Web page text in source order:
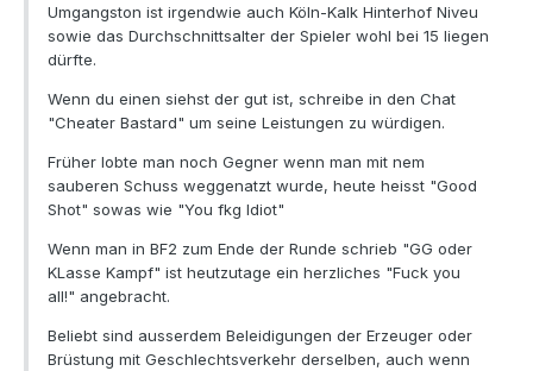
Umgangston ist irgendwie auch Köln-Kalk Hinterhof Niveu
sowie das Durchschnittsalter der Spieler wohl bei 15 liegen
dürfte.
Wenn du einen siehst der gut ist, schreibe in den Chat
"Cheater Bastard" um seine Leistungen zu würdigen.
Früher lobte man noch Gegner wenn man mit nem
sauberen Schuss weggenatzt wurde, heute heisst "Good
Shot" sowas wie "You fkg Idiot"
Wenn man in BF2 zum Ende der Runde schrieb "GG oder
KLasse Kampf" ist heutzutage ein herzliches "Fuck you
all!" angebracht.
Beliebt sind ausserdem Beleidigungen der Erzeuger oder
Brüstung mit Geschlechtsverkehr derselben, auch wenn